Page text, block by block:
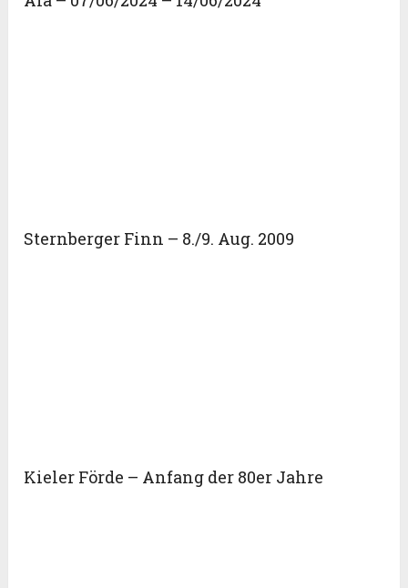
Sternberger Finn – 8./9. Aug. 2009
Kieler Förde – Anfang der 80er Jahre